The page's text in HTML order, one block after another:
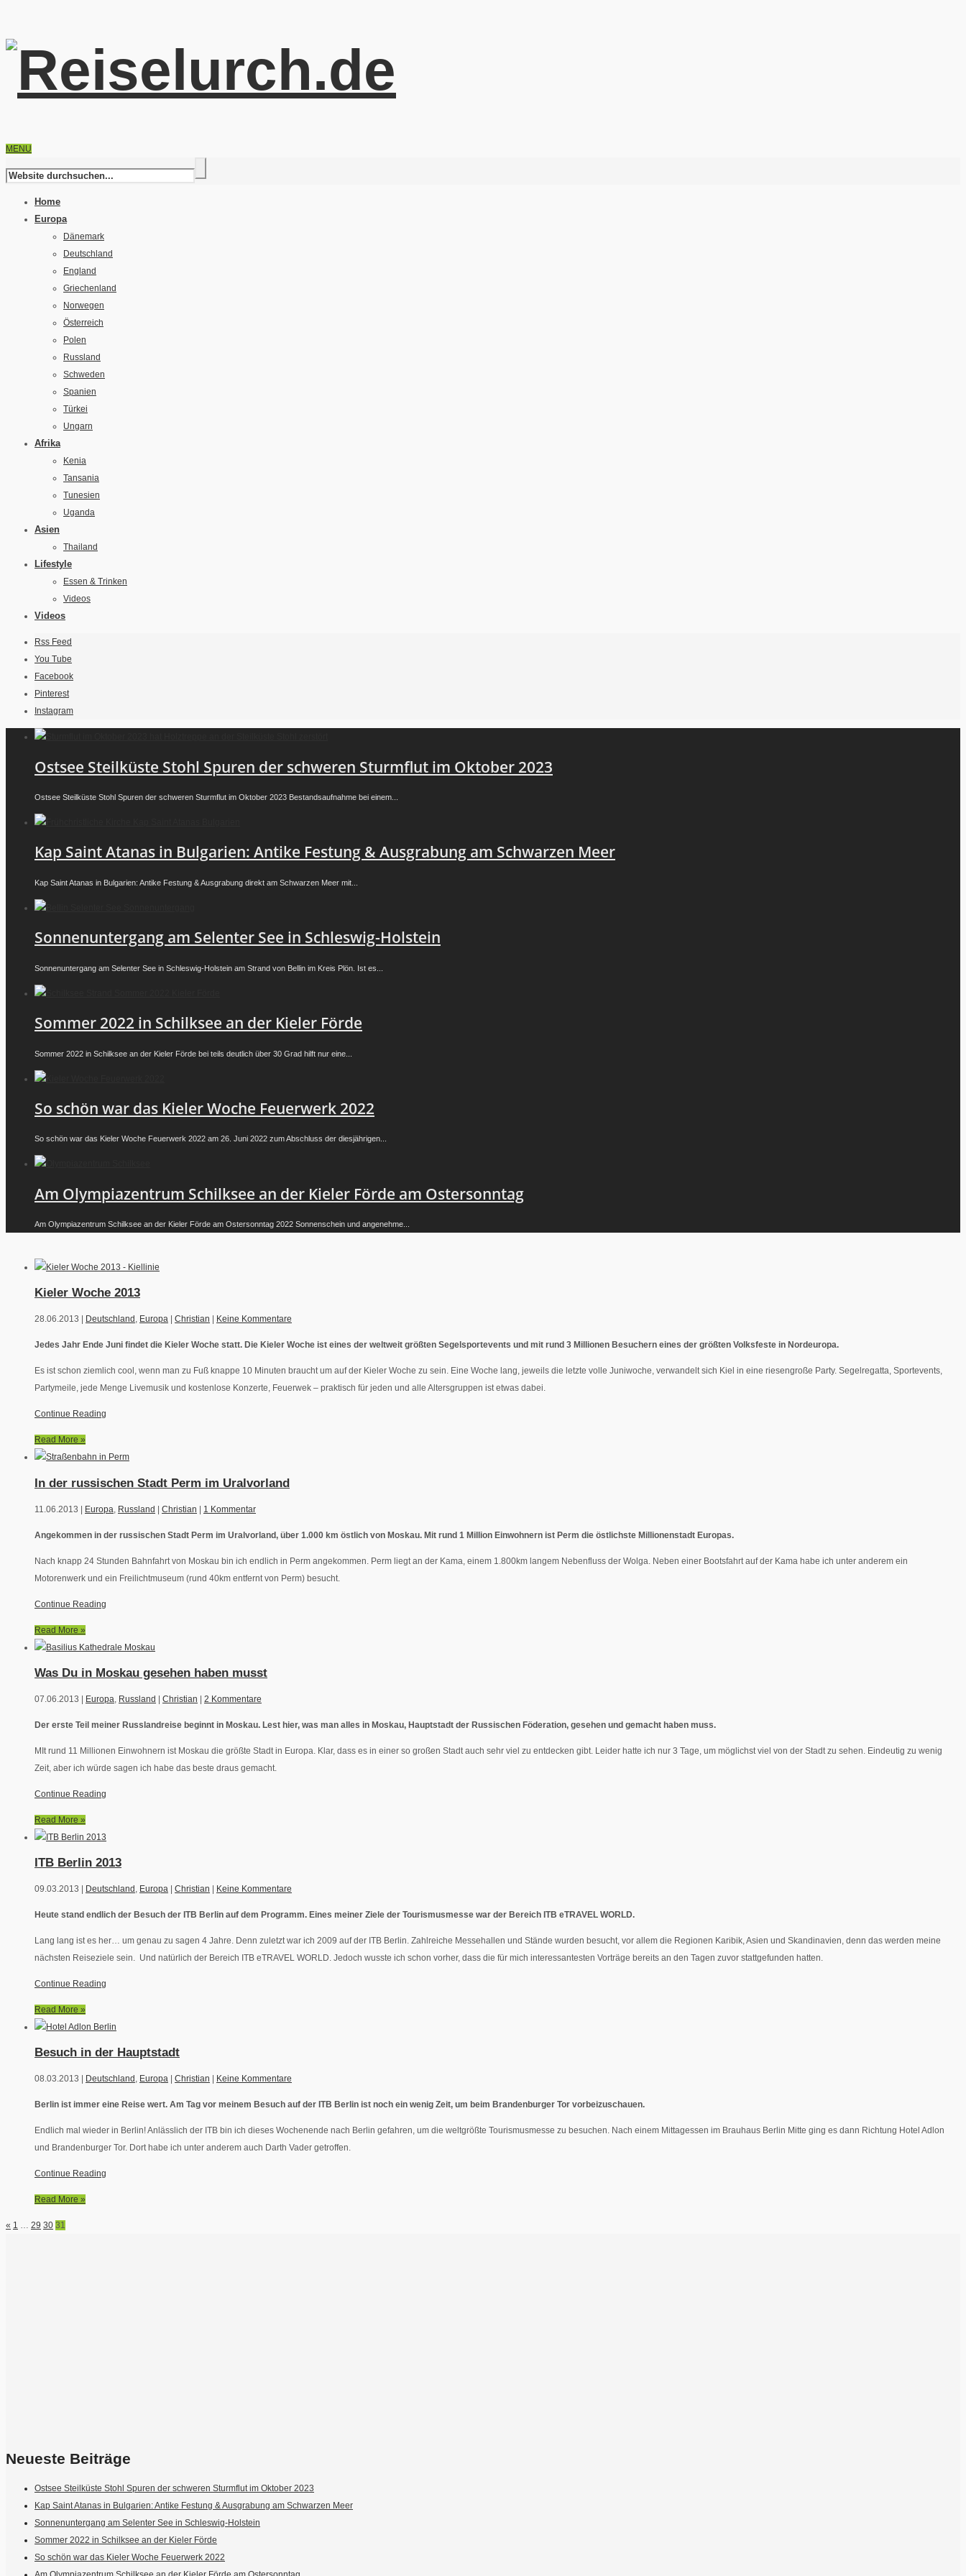
MENU
Home
Europa
Dänemark
Deutschland
England
Griechenland
Norwegen
Österreich
Polen
Russland
Schweden
Spanien
Türkei
Ungarn
Afrika
Kenia
Tansania
Tunesien
Uganda
Asien
Thailand
Lifestyle
Essen & Trinken
Videos
Videos
Rss Feed
You Tube
Facebook
Pinterest
Instagram
Ostsee Steilküste Stohl Spuren der schweren Sturmflut im Oktober 2023
Ostsee Steilküste Stohl Spuren der schweren Sturmflut im Oktober 2023 Bestandsaufnahme bei einem...
Kap Saint Atanas in Bulgarien: Antike Festung & Ausgrabung am Schwarzen Meer
Kap Saint Atanas in Bulgarien: Antike Festung & Ausgrabung direkt am Schwarzen Meer mit...
Sonnenuntergang am Selenter See in Schleswig-Holstein
Sonnenuntergang am Selenter See in Schleswig-Holstein am Strand von Bellin im Kreis Plön. Ist es...
Sommer 2022 in Schilksee an der Kieler Förde
Sommer 2022 in Schilksee an der Kieler Förde bei teils deutlich über 30 Grad hilft nur eine...
So schön war das Kieler Woche Feuerwerk 2022
So schön war das Kieler Woche Feuerwerk 2022 am 26. Juni 2022 zum Abschluss der diesjährigen...
Am Olympiazentrum Schilksee an der Kieler Förde am Ostersonntag
Am Olympiazentrum Schilksee an der Kieler Förde am Ostersonntag 2022 Sonnenschein und angenehme...
Kieler Woche 2013
28.06.2013 | Deutschland , Europa Christian Keine Kommentare
Jedes Jahr Ende Juni findet die Kieler Woche statt. Die Kieler Woche ist eines der weltweit größten Segelsportevents und mit rund 3 Millionen Besuchern eines der größten Volksfeste in Nordeuropa.
Es ist schon ziemlich cool, wenn man zu Fuß knappe 10 Minuten braucht um auf der Kieler Woche zu sein. Eine Woche lang, jeweils die letzte volle Juniwoche, verwandelt sich Kiel in eine riesengroße Party. Segelregatta, Sportevents,
Partymeile, jede Menge Livemusik und kostenlose Konzerte, Feuerwek – praktisch für jeden und alle Altersgruppen ist etwas dabei.
Continue Reading
Read More »
In der russischen Stadt Perm im Uralvorland
11.06.2013 | Europa Russland | Christian | 1 Kommentar
Angekommen in der russischen Stadt Perm im Uralvorland, über 1.000 km östlich von Moskau. Mit rund 1 Million Einwohnern ist Perm die östlichste Millionenstadt Europas.
Nach knapp 24 Stunden Bahnfahrt von Moskau bin ich endlich in Perm angekommen. Perm liegt an der Kama, einem 1.800km langem Nebenfluss der Wolga. Neben einer Bootsfahrt auf der Kama habe ich unter anderem ein
Motorenwerk und ein Freilichtmuseum (rund 40km entfernt von Perm) besucht.
Continue Reading
Read More »
Was Du in Moskau gesehen haben musst
07.06.2013 | Europa, Russland Christian 2 Kommentare
Der erste Teil meiner Russlandreise beginnt in Moskau. Lest hier, was man alles in Moskau, Hauptstadt der Russischen Föderation, gesehen und gemacht haben muss.
MIt rund 11 Millionen Einwohnern ist Moskau die größte Stadt in Europa. Klar, dass es in einer so großen Stadt auch sehr viel zu entdecken gibt. Leider hatte ich nur 3 Tage, um möglichst viel von der Stadt zu sehen. Eindeutig zu wenig
Zeit, aber ich würde sagen ich habe das beste draus gemacht.
Continue Reading
Read More »
ITB Berlin 2013
09.03.2013 | Deutschland , Europa Christian Keine Kommentare
Heute stand endlich der Besuch der ITB Berlin auf dem Programm. Eines meiner Ziele der Tourismusmesse war der Bereich ITB eTRAVEL WORLD.
Lang lang ist es her… um genau zu sagen 4 Jahre. Denn zuletzt war ich 2009 auf der ITB Berlin. Zahlreiche Messehallen und Stände wurden besucht, vor allem die Regionen Karibik, Asien und Skandinavien, denn das werden meine
nächsten Reiseziele sein. Und natürlich der Bereich ITB eTRAVEL WORLD. Jedoch wusste ich schon vorher, dass die für mich interessantesten Vorträge bereits an den Tagen zuvor stattgefunden hatten.
Continue Reading
Read More »
Besuch in der Hauptstadt
08.03.2013 | Deutschland , Europa Christian Keine Kommentare
Berlin ist immer eine Reise wert. Am Tag vor meinem Besuch auf der ITB Berlin ist noch ein wenig Zeit, um beim Brandenburger Tor vorbeizuschauen.
Endlich mal wieder in Berlin! Anlässlich der ITB bin ich dieses Wochenende nach Berlin gefahren, um die weltgrößte Tourismusmesse zu besuchen. Nach einem Mittagessen im Brauhaus Berlin Mitte ging es dann Richtung Hotel Adlon
und Brandenburger Tor. Dort habe ich unter anderem auch Darth Vader getroffen.
Continue Reading
Read More »
« 1 … 29 30 31
Neueste Beiträge
Ostsee Steilküste Stohl Spuren der schweren Sturmflut im Oktober 2023
Kap Saint Atanas in Bulgarien: Antike Festung & Ausgrabung am Schwarzen Meer
Sonnenuntergang am Selenter See in Schleswig-Holstein
Sommer 2022 in Schilksee an der Kieler Förde
So schön war das Kieler Woche Feuerwerk 2022